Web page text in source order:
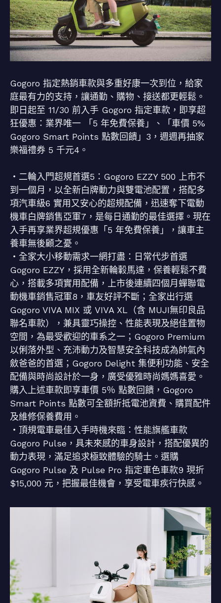
Gogoro 指定熱銷車款與多重好康一次到位，給家
庭最有力的支持，讓通勤、購物、接送都更輕鬆。
即日起至 11/30 前入手 Gogoro 指定車款，即享超
狂優惠：業界唯一 「5 年免費保養」、「車價 5%
Gogoro Smart Points 點數回饋」3，週週再抽家
樂福禮券 5 千元4。
・二輪入門超規首選5：Gogoro EZZY 500 上市不
到一個月，以全新白牌動力與雙電池配置，搭配多
項汽車級6 實用又安心的超規配備，迅速奪下電動
機車白牌銷售亞軍7，是每日通勤的最佳選擇。現在
入手再享業界超規優惠「5 年免費保養」，讓車主
養車無後顧之憂。
・全家大小移動需求一網打盡：日常代步首選
Gogoro EZZY，採用全新輪轂馬達，保養輕鬆不費
心，搭載多項實用配備，上市後連續四個月蟬聯電
動機車銷售冠軍8，車友好評不斷；全家出行選
Gogoro VIVA MIX 或 VIVA XL（含 MUJI無印良品
聯名車款），兼具靈巧操控、性能表現及絕佳置物
空間，為最受歡迎的車系之一；Gogoro Premium
以俐落外型、充沛動力及智慧安全科技成為帥氣內
斂爸爸的首選；Gogoro Delight 集便利功能、安全
配備與時尚設計於一身，廣受優雅時尚媽媽喜愛。
購入上述車款即享車價 5％ 點數回饋，Gogoro
Smart Points 點數可全額折抵電池資費、購買配件
及維修保養費用。
・頂規電車最佳入手時機來臨：性能旗艦車款
Gogoro Pulse，具未來感的車身設計，搭配優異的
動力表現，滿足追求極致體驗的騎士。選購
Gogoro Pulse 及 Pulse Pro 指定車色車款9 現折
$15,000 元，把握最佳機會，享受電車疾行快感。